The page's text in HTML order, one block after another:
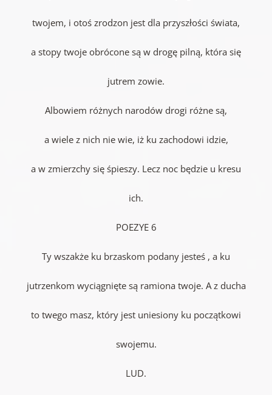
twojem, i otoś zrodzon jest dla przyszłości świata,
a stopy twoje obrócone są w drogę pilną, która się
jutrem zowie.
Albowiem różnych narodów drogi różne są,
a wiele z nich nie wie, iż ku zachodowi idzie,
a w zmierzchy się śpieszy. Lecz noc będzie u kresu
ich.
POEZYE 6
Ty wszakże ku brzaskom podany jesteś , a ku
jutrzenkom wyciągnięte są ramiona twoje. A z ducha
to twego masz, który jest uniesiony ku początkowi
swojemu.
LUD.